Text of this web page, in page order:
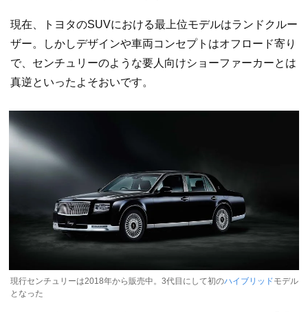
現在、トヨタのSUVにおける最上位モデルはランドクルー
ザー。しかしデザインや車両コンセプトはオフロード寄り
で、センチュリーのような要人向けショーファーカーとは
真逆といったよそおいです。
現行センチュリーは2018年から販売中。3代目にして初のハイブリッドモデル
となった